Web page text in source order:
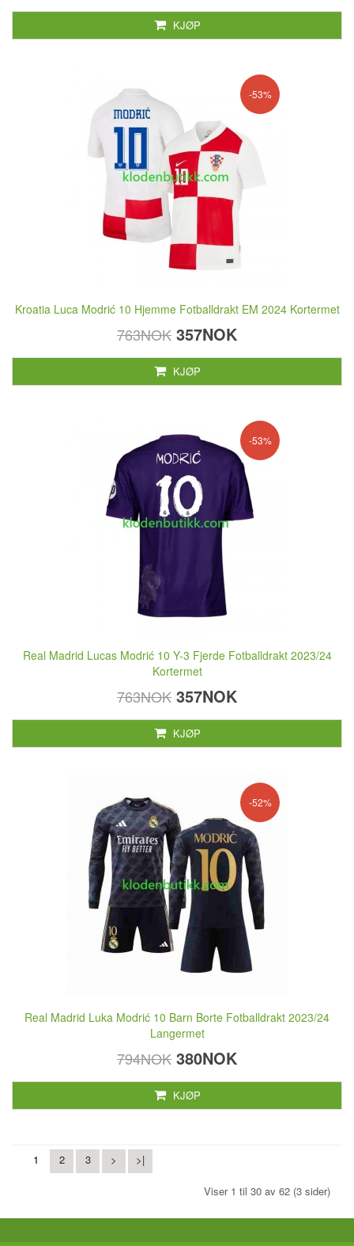
KJØP
-53%
Kroatia Luca Modrić 10 Hjemme Fotballdrakt EM 2024 Kortermet
763NOK 357NOK
KJØP
-53%
Real Madrid Lucas Modrić 10 Y-3 Fjerde Fotballdrakt 2023/24
Kortermet
763NOK 357NOK
KJØP
-52%
Real Madrid Luka Modrić 10 Barn Borte Fotballdrakt 2023/24
Langermet
794NOK 380NOK
KJØP
1 2 3 > >|
Viser 1 til 30 av 62 (3 sider)